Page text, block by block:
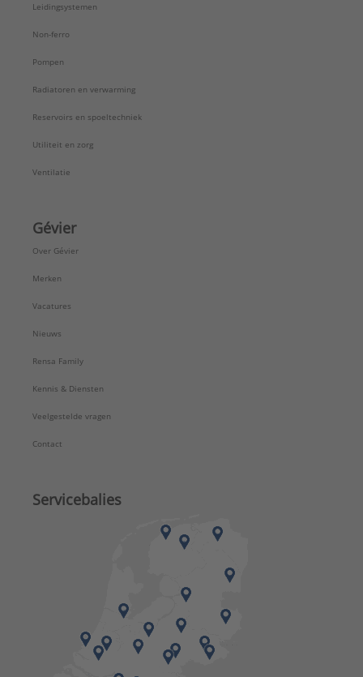
Leidingsystemen
Non-ferro
Pompen
Radiatoren en verwarming
Reservoirs en spoeltechniek
Utiliteit en zorg
Ventilatie
Gévier
Over Gévier
Merken
Vacatures
Nieuws
Rensa Family
Kennis & Diensten
Veelgestelde vragen
Contact
Servicebalies